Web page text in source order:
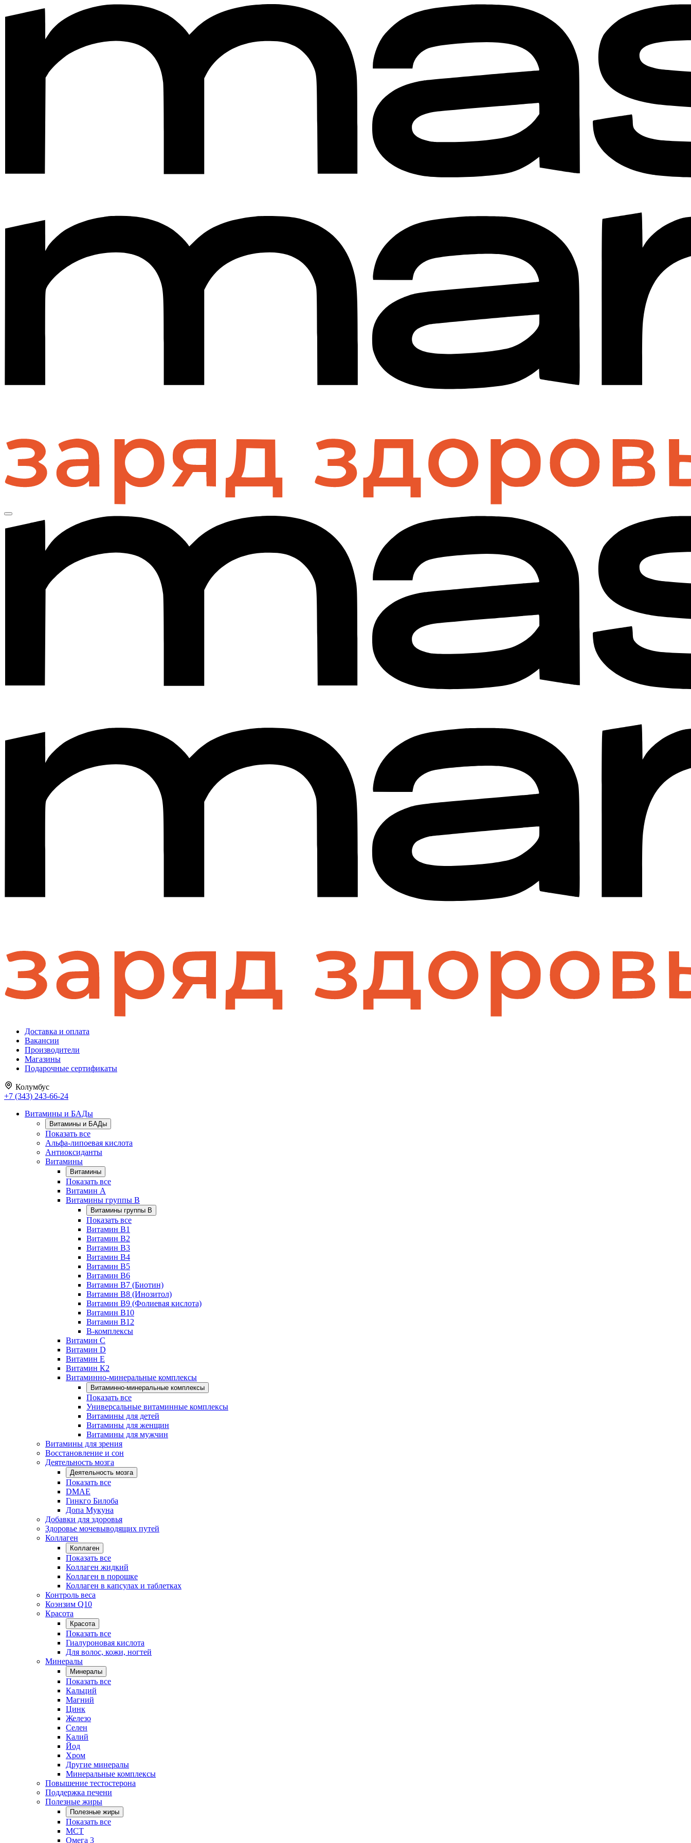
Доставка и оплата
Вакансии
Производители
Магазины
Подарочные сертификаты
Колумбус
+7 (343) 243-66-24
Витамины и БАДы
Витамины и БАДы
Показать все
Альфа-липоевая кислота
Антиоксиданты
Витамины
Витамины
Показать все
Витамин A
Витамины группы B
Витамины группы B
Показать все
Витамин B1
Витамин B2
Витамин B3
Витамин B4
Витамин B5
Витамин B6
Витамин B7 (Биотин)
Витамин B8 (Инозитол)
Витамин B9 (Фолиевая кислота)
Витамин B10
Витамин B12
B-комплексы
Витамин C
Витамин D
Витамин E
Витамин К2
Витаминно-минеральные комплексы
Витаминно-минеральные комплексы
Показать все
Универсальные витаминные комплексы
Витамины для детей
Витамины для женщин
Витамины для мужчин
Витамины для зрения
Восстановление и сон
Деятельность мозга
Деятельность мозга
Показать все
DMAE
Гинкго Билоба
Допа Мукуна
Добавки для здоровья
Здоровье мочевыводящих путей
Коллаген
Коллаген
Показать все
Коллаген жидкий
Коллаген в порошке
Коллаген в капсулах и таблетках
Контроль веса
Коэнзим Q10
Красота
Красота
Показать все
Гиалуроновая кислота
Для волос, кожи, ногтей
Минералы
Минералы
Показать все
Кальций
Магний
Цинк
Железо
Селен
Калий
Йод
Хром
Другие минералы
Минеральные комплексы
Повышение тестостерона
Поддержка печени
Полезные жиры
Полезные жиры
Показать все
MCT
Омега 3